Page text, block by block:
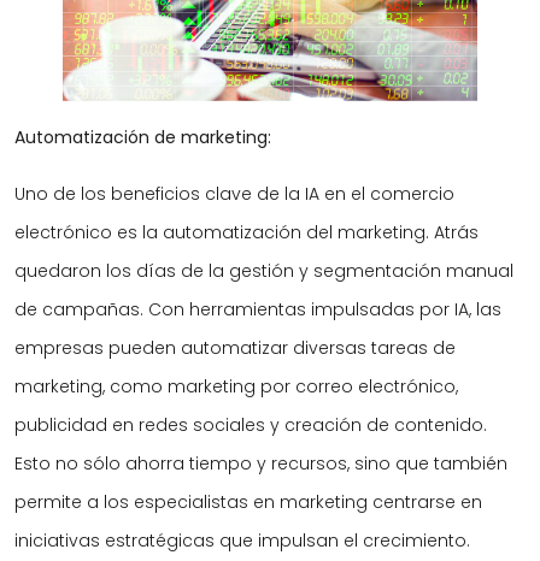
Automatización de marketing:
Uno de los beneficios clave de la IA en el comercio
electrónico es la automatización del marketing. Atrás
quedaron los días de la gestión y segmentación manual
de campañas. Con herramientas impulsadas por IA, las
empresas pueden automatizar diversas tareas de
marketing, como marketing por correo electrónico,
publicidad en redes sociales y creación de contenido.
Esto no sólo ahorra tiempo y recursos, sino que también
permite a los especialistas en marketing centrarse en
iniciativas estratégicas que impulsan el crecimiento.